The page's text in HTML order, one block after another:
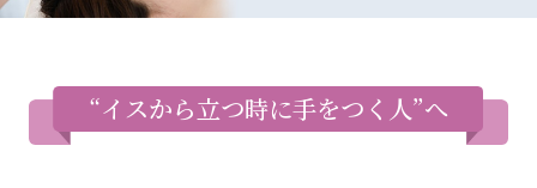
“イスから立つ時に手をつく人”へ